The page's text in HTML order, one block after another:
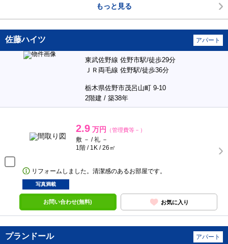
もっと見る
佐藤ハイツ アパート
東武佐野線 佐野市駅/徒歩29分
ＪＲ両毛線 佐野駅/徒歩36分
栃木県佐野市茂呂山町 9-10
2階建 / 築38年
2.9 万円 （管理費等－）
敷 － / 礼 －
1階 / 1K / 26㎡
リフォームしました。清潔感のあるお部屋です。
写真満載
お問い合わせ(無料) お気に入り
プランドール アパート